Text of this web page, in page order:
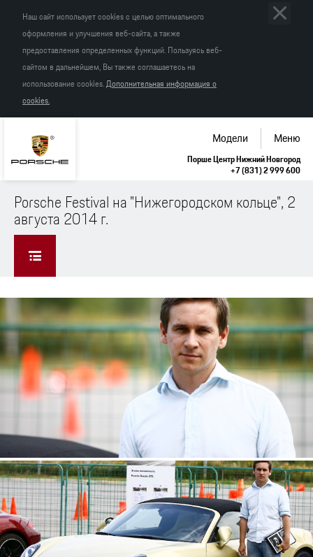
Наш сайт использует cookies с целью оптимального
оформления и улучшения веб-сайта, а также
предоставления определенных функций. Пользуясь веб-
сайтом в дальнейшем, Вы также соглашаетесь на
использование cookies.Дополнительная информация о
cookies.
Модели Меню
Порше Центр Нижний Новгород
+7 (831) 2 999 600
Porsche Festival на "Нижегородском кольце", 2
августа 2014 г.